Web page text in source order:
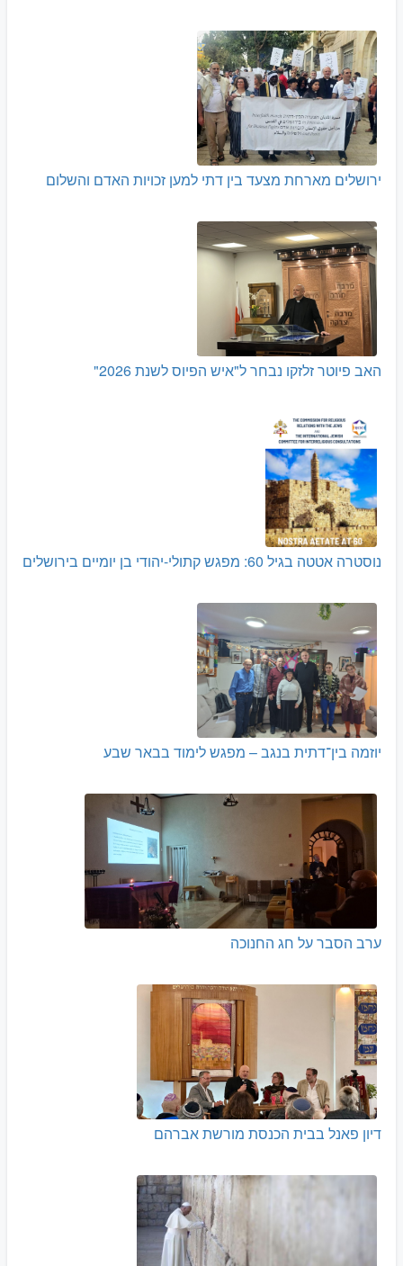
ירושלים מארחת מצעד בין דתי למען זכויות האדם והשלום
האב פיוטר זלזקו נבחר ל"איש הפיוס לשנת 2026"
נוסטרה אטטה בגיל 60: מפגש קתולי-יהודי בן יומיים בירושלים
יוזמה בין־דתית בנגב – מפגש לימוד בבאר שבע
ערב הסבר על חג החנוכה
דיון פאנל בבית הכנסת מורשת אברהם